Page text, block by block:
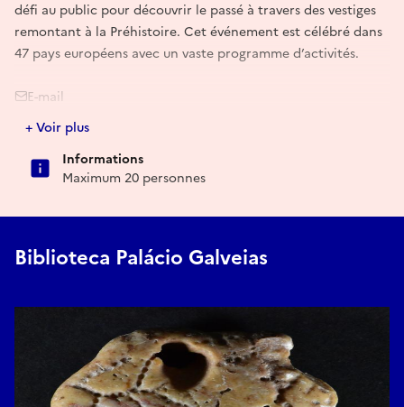
défi au public pour découvrir le passé à travers des vestiges
remontant à la Préhistoire. Cet événement est célébré dans
47 pays européens avec un vaste programme d’activités.
E-mail
centro.arqueologia@cm-lisboa.pt
+ Voir plus
Informations
Maximum 20 personnes
Biblioteca Palácio Galveias